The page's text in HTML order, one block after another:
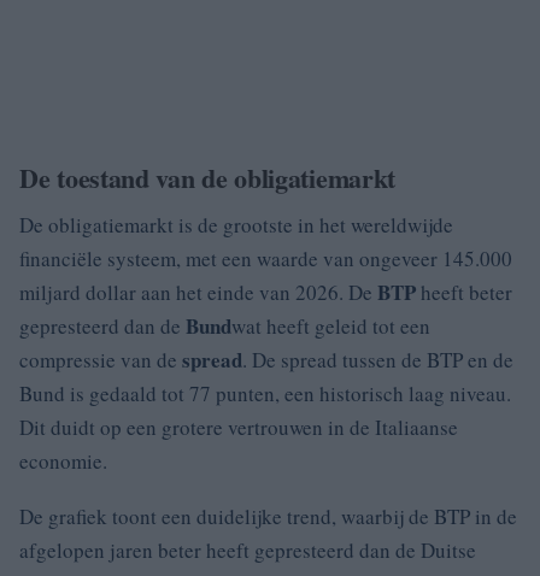
De toestand van de obligatiemarkt
De obligatiemarkt is de grootste in het wereldwijde
financiële systeem, met een waarde van ongeveer 145.000
miljard dollar aan het einde van 2026. De BTP heeft beter
gepresteerd dan de Bundwat heeft geleid tot een
compressie van de spread. De spread tussen de BTP en de
Bund is gedaald tot 77 punten, een historisch laag niveau.
Dit duidt op een grotere vertrouwen in de Italiaanse
economie.
De grafiek toont een duidelijke trend, waarbij de BTP in de
afgelopen jaren beter heeft gepresteerd dan de Duitse